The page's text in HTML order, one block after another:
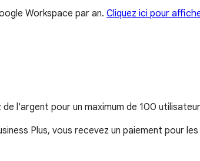
Workspace par an. Cliquez ici pour
l'argent pour un maximum de 100
Plus, vous recevez un paiement pour